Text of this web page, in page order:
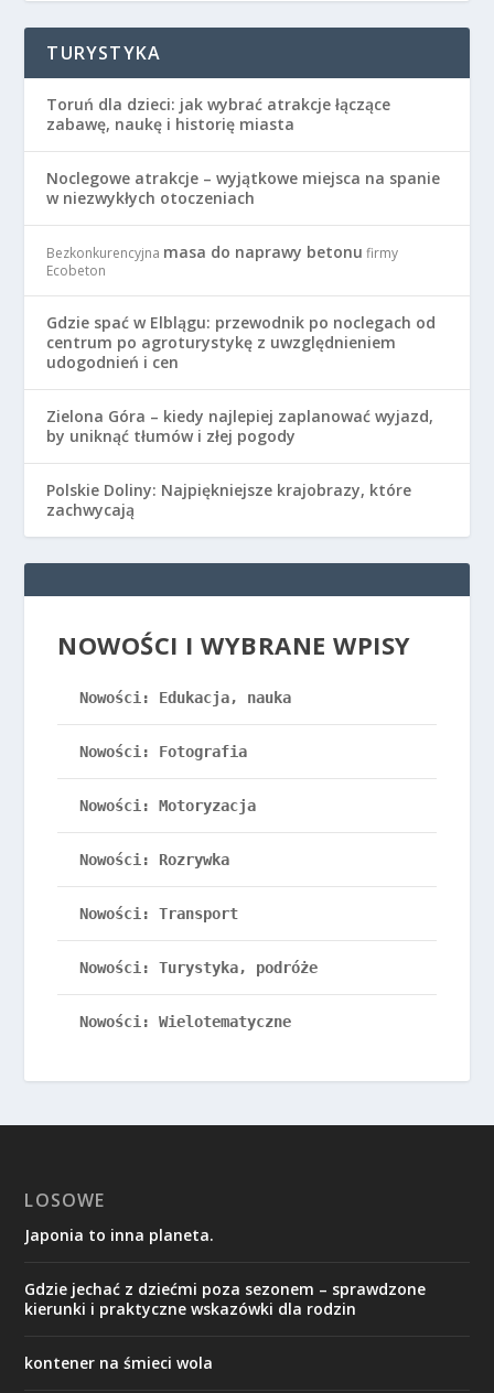
TURYSTYKA
Toruń dla dzieci: jak wybrać atrakcje łączące
zabawę, naukę i historię miasta
Noclegowe atrakcje – wyjątkowe miejsca na spanie
w niezwykłych otoczeniach
Bezkonkurencyjna masa do naprawy betonu firmy
Ecobeton
Gdzie spać w Elblągu: przewodnik po noclegach od
centrum po agroturystykę z uwzględnieniem
udogodnień i cen
Zielona Góra – kiedy najlepiej zaplanować wyjazd,
by uniknąć tłumów i złej pogody
Polskie Doliny: Najpiękniejsze krajobrazy, które
zachwycają
NOWOŚCI I WYBRANE WPISY
Nowości: Edukacja, nauka
Nowości: Fotografia
Nowości: Motoryzacja
Nowości: Rozrywka
Nowości: Transport
Nowości: Turystyka, podróże
Nowości: Wielotematyczne
LOSOWE
Japonia to inna planeta.
Gdzie jechać z dziećmi poza sezonem – sprawdzone
kierunki i praktyczne wskazówki dla rodzin
kontener na śmieci wola